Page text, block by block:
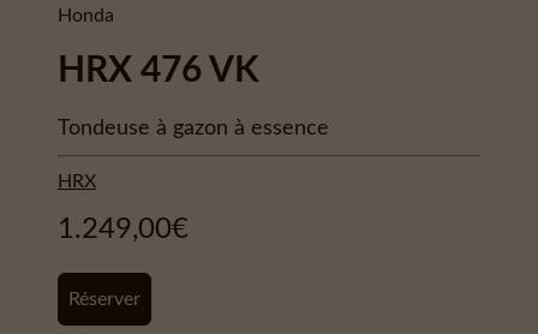
Honda
HRX 476 VK
Tondeuse à gazon à essence
HRX
1.249,00€
Réserver